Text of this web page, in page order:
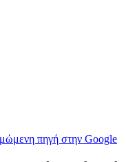
πηγή στην Google